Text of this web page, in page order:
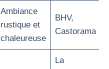
Ambiance
rustique et
chaleureuse
BHV,
Castorama
La